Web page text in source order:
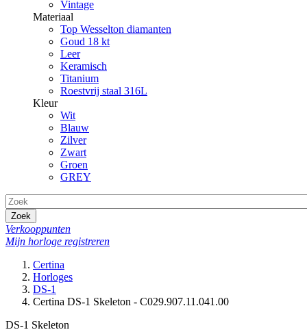
Vintage
Materiaal
Top Wesselton diamanten
Goud 18 kt
Leer
Keramisch
Titanium
Roestvrij staal 316L
Kleur
Wit
Blauw
Zilver
Zwart
Groen
GREY
Zoek
Verkooppunten
Mijn horloge registreren
Certina
Horloges
DS-1
Certina DS-1 Skeleton - C029.907.11.041.00
DS-1 Skeleton